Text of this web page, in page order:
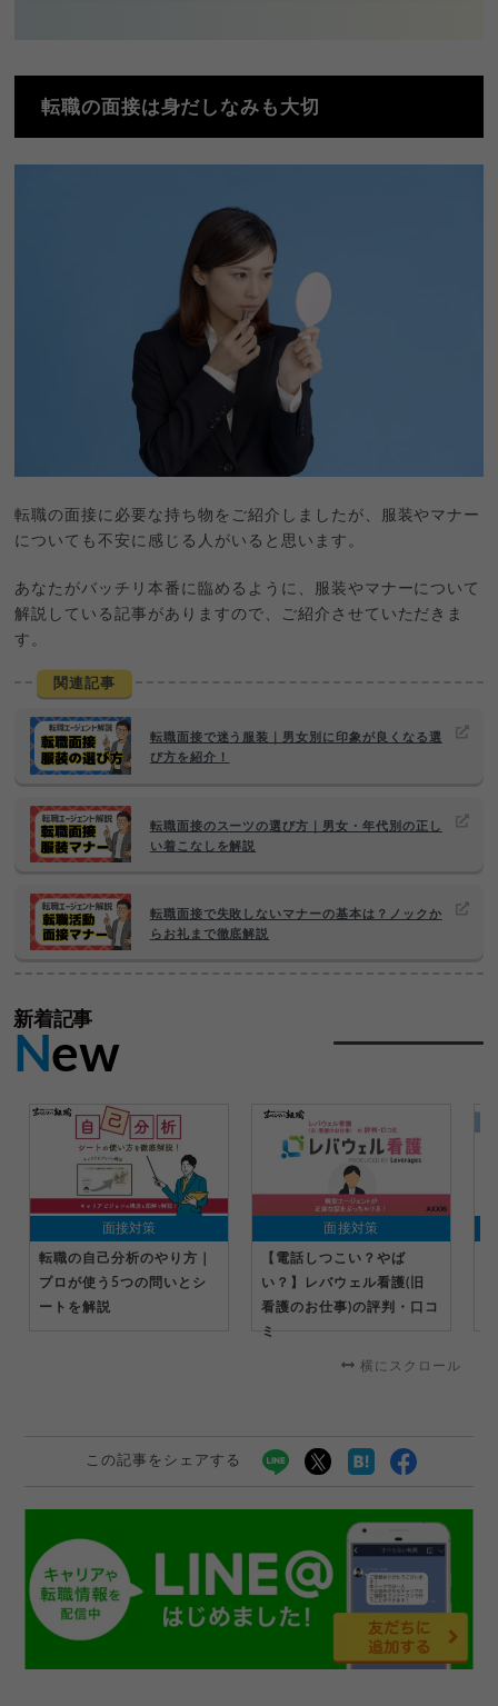
転職の面接は身だしなみも大切
転職の面接に必要な持ち物をご紹介しましたが、服装やマナー
についても不安に感じる人がいると思います。
あなたがバッチリ本番に臨めるように、服装やマナーについて
解説している記事がありますので、ご紹介させていただきま
す。
関連記事
転職面接で迷う服装｜男女別に印象が良くなる選
び方を紹介！
転職面接のスーツの選び方｜男女・年代別の正し
い着こなしを解説
転職面接で失敗しないマナーの基本は？ノックか
らお礼まで徹底解説
新着記事
New
面接対策
転職の自己分析のやり方｜
プロが使う5つの問いとシ
ートを解説
面接対策
【電話しつこい？やば
い？】レバウェル看護(旧
看護のお仕事)の評判・口コ
ミ
横にスクロール
この記事をシェアする